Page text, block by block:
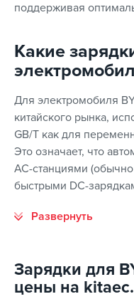
поддерживая
Какие
Для электромобиля
китайского рынка,
GB/T как для
Это означает, что
AC-станциями
быстрыми DC-
Зарядки для
цены на